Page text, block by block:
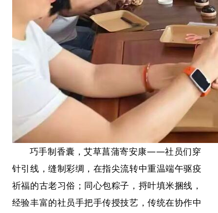
巧手制香囊，艾草菖蒲寄安康——社员们穿
针引线，缝制彩绸，在指尖流转中重温端午驱疫
祈福的古老习俗；同心包粽子，捋叶填米捆线，
经验丰富的社员手把手传授技艺，传统在协作中